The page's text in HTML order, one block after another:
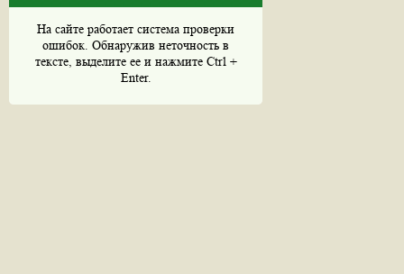
На сайте работает система проверки
ошибок. Обнаружив неточность в
тексте, выделите ее и нажмите Ctrl +
Enter.